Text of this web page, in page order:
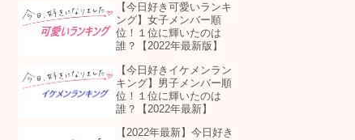
【今日好き可愛いランキ
ング】女子メンバー順
位！１位に輝いたのは
誰？【2022年最新版】
【今日好きイケメンラン
キング】男子メンバー順
位！１位に輝いたのは
誰？【2022年最新】
【2022年最新】今日好き